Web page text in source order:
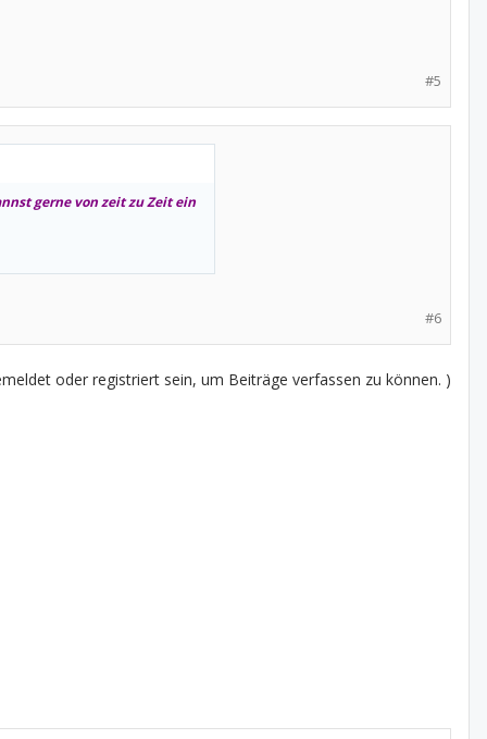
#5
gerne von zeit zu Zeit ein
#6
oder registriert sein, um Beiträge verfassen zu können. )